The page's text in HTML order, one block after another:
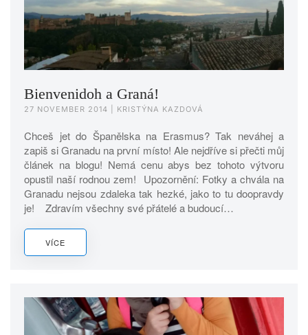
Bienvenidoh a Graná!
27 NOVEMBER 2014 | KRISTÝNA KAZDOVÁ
Chceš jet do Španělska na Erasmus? Tak neváhej a
zapiš si Granadu na první místo! Ale nejdříve si přečti můj
článek na blogu! Nemá cenu abys bez tohoto výtvoru
opustil naší rodnou zem! Upozornění: Fotky a chvála na
Granadu nejsou zdaleka tak hezké, jako to tu doopravdy
je! Zdravím všechny své přátelé a budoucí…
VÍCE